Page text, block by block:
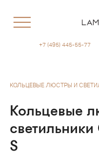
+7 (495) 445-55-77
КОЛЬЦЕВЫЕ ЛЮСТРЫ И
Кольцевые
S